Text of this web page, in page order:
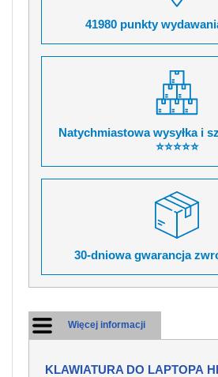
41980 punkty wydawania
Natychmiastowa wysyłka i
⭐⭐⭐⭐⭐
30-dniowa gwarancja
Więcej informacji
KLAWIATURA DO LAPTOPA